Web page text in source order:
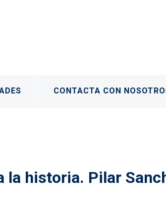
CONTACTA CON
la historia. Pilar